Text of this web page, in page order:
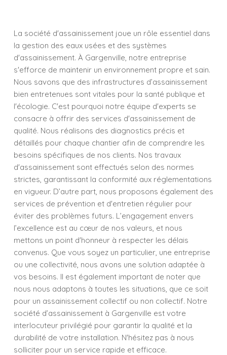
La société d'assainissement joue un rôle essentiel dans
la gestion des eaux usées et des systèmes
d'assainissement. À Gargenville, notre entreprise
s'efforce de maintenir un environnement propre et sain.
Nous savons que des infrastructures d’assainissement
bien entretenues sont vitales pour la santé publique et
l'écologie. C'est pourquoi notre équipe d'experts se
consacre à offrir des services d'assainissement de
qualité. Nous réalisons des diagnostics précis et
détaillés pour chaque chantier afin de comprendre les
besoins spécifiques de nos clients. Nos travaux
d'assainissement sont effectués selon des normes
strictes, garantissant la conformité aux réglementations
en vigueur. D’autre part, nous proposons également des
services de prévention et d'entretien régulier pour
éviter des problèmes futurs. L’engagement envers
l’excellence est au cœur de nos valeurs, et nous
mettons un point d'honneur à respecter les délais
convenus. Que vous soyez un particulier, une entreprise
ou une collectivité, nous avons une solution adaptée à
vos besoins. Il est également important de noter que
nous nous adaptons à toutes les situations, que ce soit
pour un assainissement collectif ou non collectif. Notre
société d’assainissement à Gargenville est votre
interlocuteur privilégié pour garantir la qualité et la
durabilité de votre installation. N'hésitez pas à nous
solliciter pour un service rapide et efficace.